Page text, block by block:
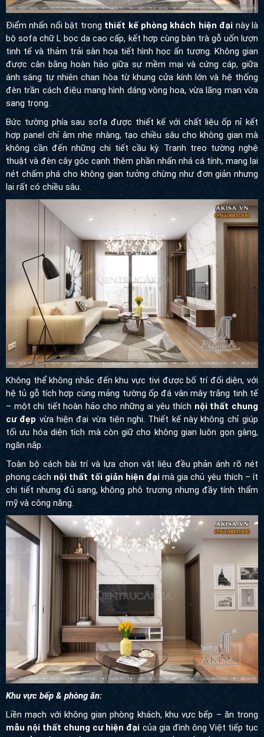
Điểm nhấn nổi bật trongthiết kế phòng khách hiện đạinày là bộ
sofa chữ L bọc da cao cấp, kết hợp cùng bàn trà gỗ uốn lượn tinh
tế và thảm trải sàn họa tiết hình học ấn tượng. Không gian được
cân bằng hoàn hảo giữa sự mềm mại và cứng cáp, giữa ánh
sáng tự nhiên chan hòa từ khung cửa kính lớn và hệ thống đèn
trần cách điệu mang hình dáng vòng hoa, vừa lãng mạn vừa
sang trọng.
Bức tường phía sau sofa được thiết kế với chất liệu ốp nỉ kết hợp
panel chỉ âm nhẹ nhàng, tạo chiều sâu cho không gian mà không
cần đến những chi tiết cầu kỳ. Tranh treo tường nghệ thuật và
đèn cây góc cạnh thêm phần nhấn nhá cá tính, mang lại nét
chấm phá cho không gian tưởng chừng như đơn giản nhưng lại
rất có chiều sâu.
Không thể không nhắc đến khu vực tivi được bố trí đối diện, với
hệ tủ gỗ tích hợp cùng mảng tường ốp đá vân mây trắng tinh tế –
một chi tiết hoàn hảo cho những ai yêu thích nội thất chung cư
đẹpvừa hiện đại vừa tiện nghi. Thiết kế này không chỉ giúp tối ưu
hóa diện tích mà còn giữ cho không gian luôn gọn gàng, ngăn
nắp.
Toàn bộ cách bài trí và lựa chọn vật liệu đều phản ánh rõ nét
phong cáchnội thất tối giản hiện đạimà gia chủ yêu thích – ít
chi tiết nhưng đủ sang, không phô trương nhưng đầy tính thẩm
mỹ và công năng.
Khu vực bếp & phòng ăn:
Liền mạch với không gian phòng khách, khu vực bếp – ăn trong